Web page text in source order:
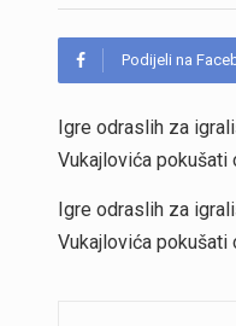
Podijeli na
Igre odraslih za
Vukajlovića pokušati
Igre odraslih za
Vukajlovića pokušati